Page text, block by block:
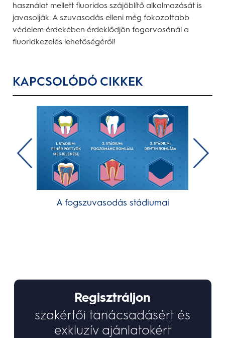
használat mellett fluoridos szájöblítő alkalmazását is
javasolják. A szuvasodás elleni még fokozottabb
védelem érdekében érdeklődjön fogorvosánál a
fluoridkezelés lehetőségéről!
KAPCSOLÓDÓ CIKKEK
A fogszuvasodás stádiumai
Regisztráljon
szakértői tanácsadásért és
exkluzív ajánlatokért